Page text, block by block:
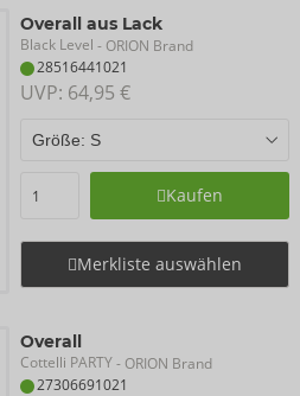
Overall aus Lack
Black Level - ORION Brand
28516441021
UVP: 64,95 €
Kaufen
Merkliste auswählen
Overall
Cottelli PARTY- ORION Brand
27306691021